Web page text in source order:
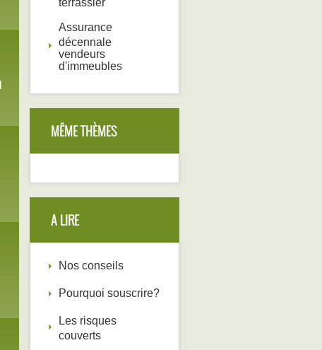
terrassier
Assurance
décennale
vendeurs
d'immeubles
MÊME THÈMES
A LIRE
Nos conseils
Pourquoi souscrire?
Les risques
couverts